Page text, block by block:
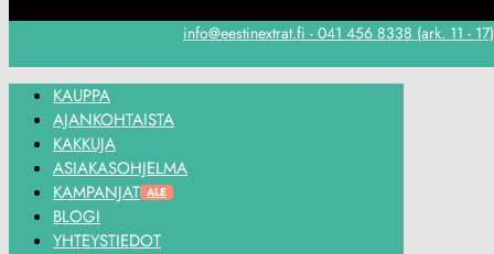
info@eestinextrat.fi - 041 456 8338 (ark. 11 -
KAUPPA
AJANKOHTAISTA
KAKKUJA
ASIAKASOHJELMA
KAMPANJAT
BLOGI
YHTEYSTIEDOT